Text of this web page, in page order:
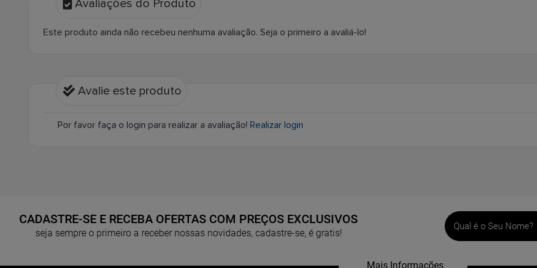
Avaliações do Produto
Este produto ainda não recebeu nenhuma avaliação. Seja o primeiro a avaliá-lo!
Avalie este produto
Por favor faça o login para realizar a avaliação! Realizar login
CADASTRE-SE E RECEBA OFERTAS COM PREÇOS EXCLUSIVOS
seja sempre o primeiro a receber nossas novidades, cadastre-se, é gratis!